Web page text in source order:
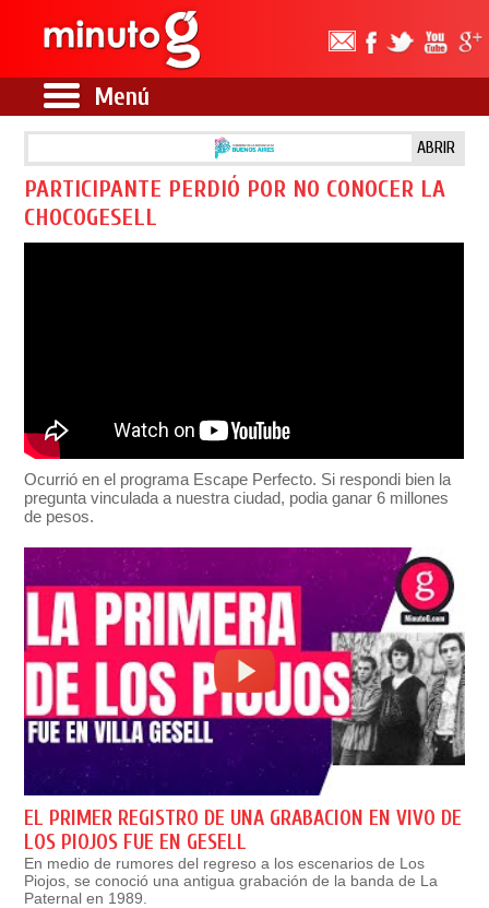
Menú
ABRIR
PARTICIPANTE PERDIÓ POR NO CONOCER LA
CHOCOGESELL
Ocurrió en el programa Escape Perfecto. Si respondi bien la
pregunta vinculada a nuestra ciudad, podia ganar 6 millones
de pesos.
EL PRIMER REGISTRO DE UNA GRABACION EN VIVO DE
LOS PIOJOS FUE EN GESELL
En medio de rumores del regreso a los escenarios de Los
Piojos, se conoció una antigua grabación de la banda de La
Paternal en 1989.